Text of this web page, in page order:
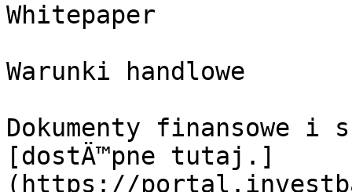
Whitepaper
Warunki handlowe
Dokumenty finansowe i
[dostÄ™pne tutaj.]
(https://